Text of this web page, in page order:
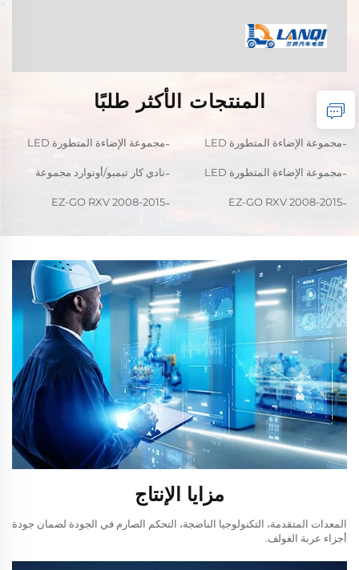
المنتجات الأكثر طلبًا
مجموعة الإضاءة المتطورة LED
2013
مجموعة الإضاءة المتطورة LED
لسيارة EZ-GO TXT 1996-2013
مجموعة الإضاءة المتطورة LED
2013
نادي كار تيمبو/أونوارد مجموعة
EZ-GO RXV 2008-2015
EZ-GO RXV 2008-2015
مزايا الإنتاج
المعدات المتقدمة، التكنولوجيا الناضجة، التحكم الصارم في الجودة لضمان جودة
أجزاء عربة الغولف.